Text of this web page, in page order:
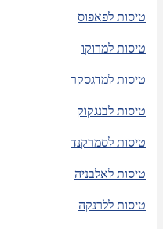
טיסות לפאפוס
טיסות למרוקו
טיסות למדגסקר
טיסות לבנגקוק
טיסות לסמרקנד
טיסות לאלבניה
טיסות ללרנקה